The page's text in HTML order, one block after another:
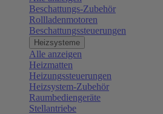
Beschattungs-Zubehör
Rollladenmotoren
Beschattungssteuerungen
Heizsysteme
Alle anzeigen
Heizmatten
Heizungssteuerungen
Heizsystem-Zubehör
Raumbediengeräte
Stellantriebe